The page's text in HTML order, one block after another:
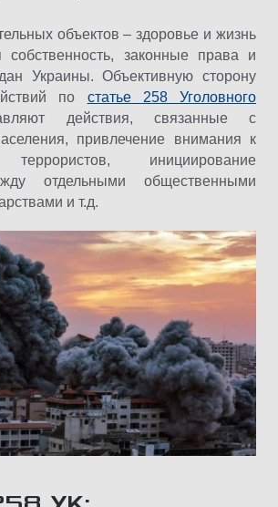
объектов – здоровье и жизнь
собственность, законные права и
Украины. Объективную сторону
по статье 258 Уголовного
действия, связанные с
привлечение внимания к
террористов, инициирование
отдельными общественными
и т.д.